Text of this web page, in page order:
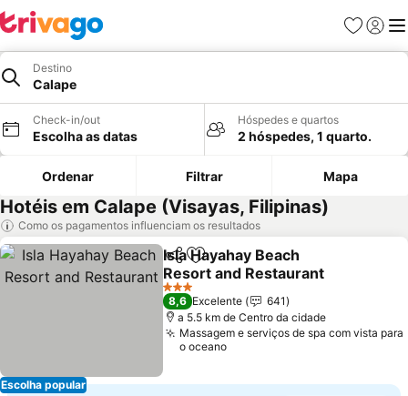
Favoritos
Iniciar
Destino
Calape
Check-in/out
Escolha as datas
Hóspedes e quartos
2 hóspedes, 1 quarto.
Ordenar Filtrar Mapa
Hotéis em Calape (Visayas, Filipinas)
Como os pagamentos influenciam os resultados
Escolha popular
PartilharAdicionar aos favoritos
Isla Hayahay Beach
Resort and Restaurant
Ver preços
3 Estrelas
8,6 Excelente
641
a 5.5 km de Centro da cidade
Massagem e serviços de spa com vista para
o oceano